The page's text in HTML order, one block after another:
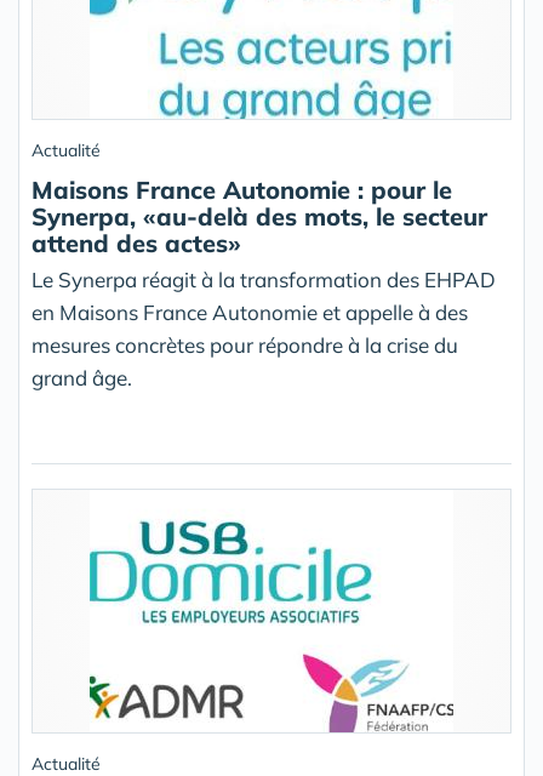
Actualité
Maisons France Autonomie : pour le
Synerpa, «au-delà des mots, le secteur
attend des actes»
Le Synerpa réagit à la transformation des EHPAD
en Maisons France Autonomie et appelle à des
mesures concrètes pour répondre à la crise du
grand âge.
Actualité